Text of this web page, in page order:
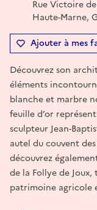
Rue Victoire
Haute-Marne,
Ajouter à mes
Découvrez son
éléments
blanche et marbre
feuille d’or
sculpteur Jean-
autel du couvent
découvrez
de la Follye de
patrimoine agricole